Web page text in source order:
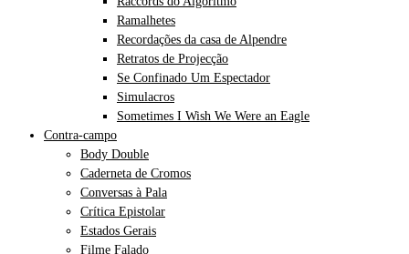
Ramalhetes
Recordações da casa de Alpendre
Retratos de Projecção
Se Confinado Um Espectador
Simulacros
Sometimes I Wish We Were an Eagle
Contra-campo
Body Double
Caderneta de Cromos
Conversas à Pala
Crítica Epistolar
Estados Gerais
Filme Falado